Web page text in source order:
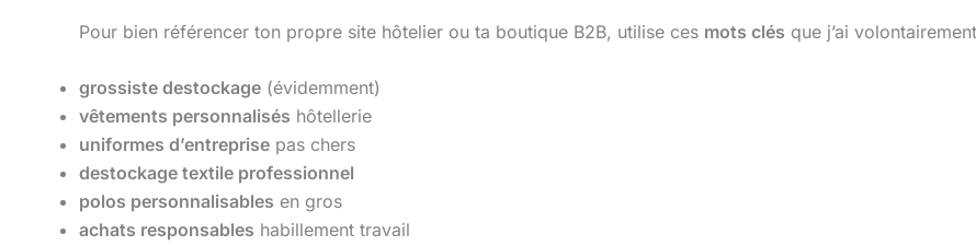
Pour bien référencer ton propre site hôtelier ou ta boutique B2B, utilise ces mots clés que j’ai volontairement
grossiste destockage (évidemment)
vêtements personnalisés hôtellerie
uniformes d’entreprise pas chers
destockage textile professionnel
polos personnalisables en gros
achats responsables habillement travail